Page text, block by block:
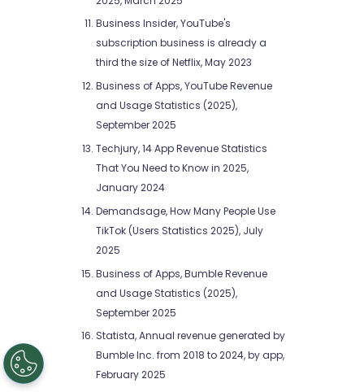
Business Insider, YouTube's
subscription business is already a
third the size of Netflix, May 2023
Business of Apps, YouTube Revenue
and Usage Statistics (2025),
September 2025
Techjury, 14 App Revenue Statistics
That You Need to Know in 2025,
January 2024
Demandsage, How Many People Use
TikTok (Users Statistics 2025), July
2025
Business of Apps, Bumble Revenue
and Usage Statistics (2025),
September 2025
Statista, Annual revenue generated by
Bumble Inc. from 2018 to 2024, by app,
February 2025